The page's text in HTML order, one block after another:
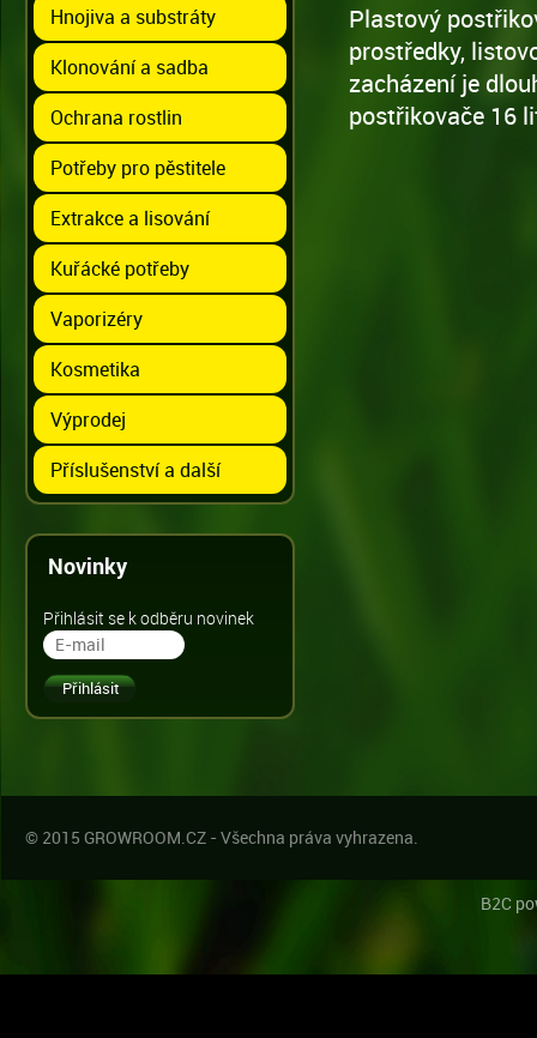
Hnojiva a substráty
Klonování a sadba
Ochrana rostlin
Potřeby pro pěstitele
Extrakce a lisování
Kuřácké potřeby
Vaporizéry
Kosmetika
Výprodej
Příslušenství a další
Novinky
Přihlásit se k odběru novinek
Plastový
prostředky,
zacházení je
postřikovače 16
© 2015 GROWROOM.CZ - Všechna práva vyhrazena.
B2C